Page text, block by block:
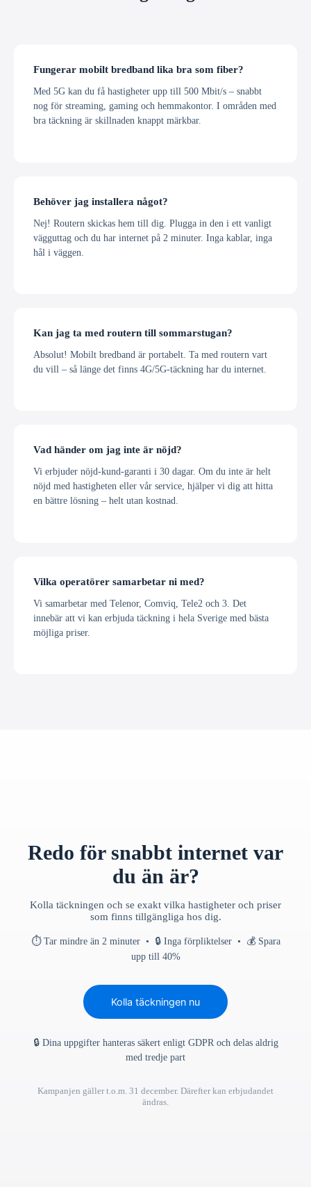
Fungerar mobilt bredband lika bra som fiber?
Med 5G kan du få hastigheter upp till 500 Mbit/s – snabbt
nog för streaming, gaming och hemmakontor. I områden med
bra täckning är skillnaden knappt märkbar.
Behöver jag installera något?
Nej! Routern skickas hem till dig. Plugga in den i ett vanligt
vägguttag och du har internet på 2 minuter. Inga kablar, inga
hål i väggen.
Kan jag ta med routern till sommarstugan?
Absolut! Mobilt bredband är portabelt. Ta med routern vart
du vill – så länge det finns 4G/5G-täckning har du internet.
Vad händer om jag inte är nöjd?
Vi erbjuder nöjd-kund-garanti i 30 dagar. Om du inte är helt
nöjd med hastigheten eller vår service, hjälper vi dig att hitta
en bättre lösning – helt utan kostnad.
Vilka operatörer samarbetar ni med?
Vi samarbetar med Telenor, Comviq, Tele2 och 3. Det
innebär att vi kan erbjuda täckning i hela Sverige med bästa
möjliga priser.
Redo för snabbt internet var
du än är?
Kolla täckningen och se exakt vilka hastigheter och priser
som finns tillgängliga hos dig.
⏱ Tar mindre än 2 minuter • 🔒 Inga förpliktelser • 💰 Spara
upp till 40%
Kolla täckningen nu
🔒 Dina uppgifter hanteras säkert enligt GDPR och delas aldrig
med tredje part
Kampanjen gäller t.o.m. 31 december. Därefter kan erbjudandet
ändras.